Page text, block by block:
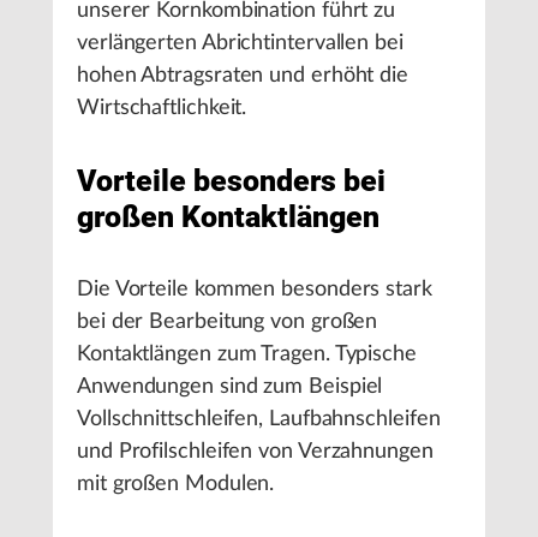
unserer Kornkombination führt zu
verlängerten Abrichtintervallen bei
hohen Abtragsraten und erhöht die
Wirtschaftlichkeit.
Vorteile besonders bei
großen Kontaktlängen
Die Vorteile kommen besonders stark
bei der Bearbeitung von großen
Kontaktlängen zum Tragen. Typische
Anwendungen sind zum Beispiel
Vollschnittschleifen, Laufbahnschleifen
und Profilschleifen von Verzahnungen
mit großen Modulen.